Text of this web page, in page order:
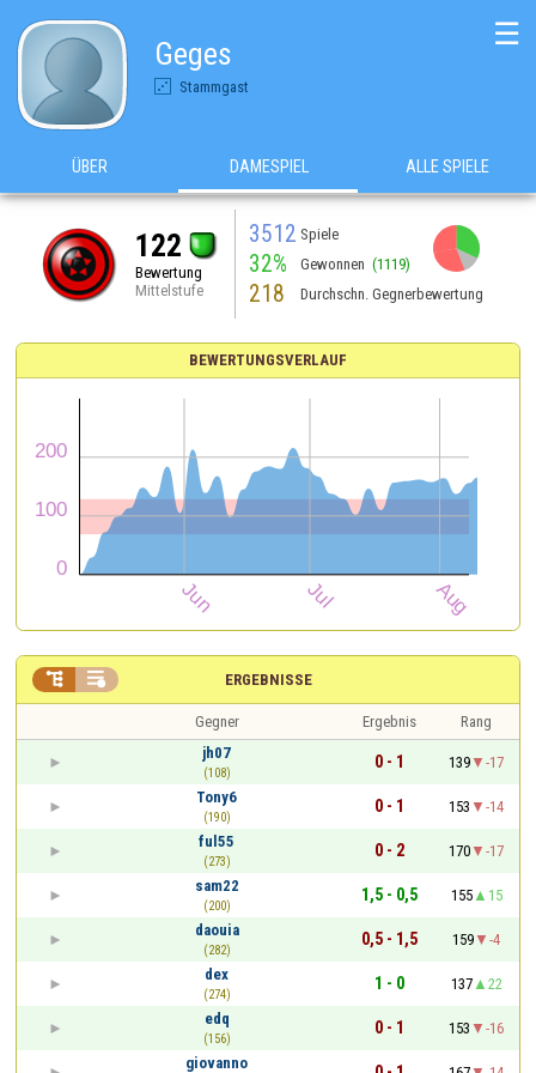
Geges
Stammgast
☰
ÜBER DAMESPIEL ALLE SPIELE
122
Bewertung
Mittelstufe
3512 Spiele
32% Gewonnen (1119)
218 Durchschn. Gegnerbewertung
BEWERTUNGSVERLAUF
ERGEBNISSE
 
Gegner Ergebnis
Rang
jh07
(108)
0 - 1 139
-17
Tony6
(190)
0 - 1 153
-14
ful55
(273)
0 - 2 170
-17
sam22
(200)
1,5 - 0,5 155
15
daouia
(282)
0,5 - 1,5 159
-4
dex
(274)
1 - 0 137
22
edq
(156)
0 - 1 153
-16
giovanno